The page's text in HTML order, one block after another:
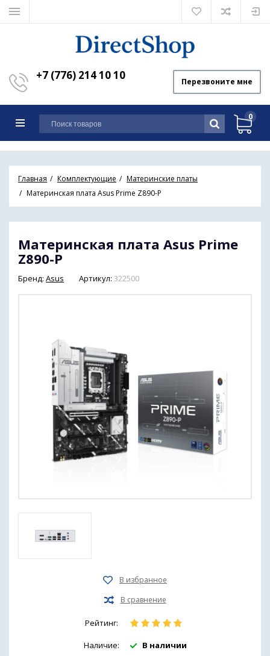
+7 (776) 214 10 10 Перезвоните мне
0
Главная Комплектующие
Материнские платы
Материнская плата Asus Prime Z890-P
Материнская плата Asus Prime
Z890-P
Бренд: Asus Артикул: 322500
Рейтинг:
Наличие: В наличии